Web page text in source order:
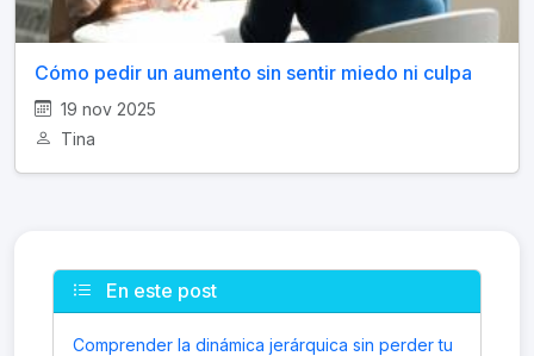
Cómo pedir un aumento sin sentir miedo ni culpa
19 nov 2025
Tina
En este post
Comprender la dinámica jerárquica sin perder tu